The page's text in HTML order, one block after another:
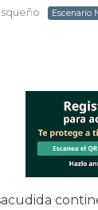
Escenario